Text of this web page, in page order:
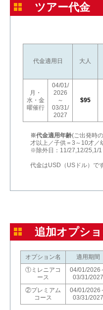
ツアー代金
代金適用日 大人
月・
水・金
曜催行
04/01/
2026
～
03/31/
2027
$95
※代金適用年齢(ご出発時
才以上／子供＝3～10才／
※除外日：11/27,12/25,1/1
代金はUSD（USドル）で
追加オプシ
オプション名 適用期間
①ミレニアコ
ース
04/01/2026
03/31/2027
②プレミアム
コース
04/01/2026
03/31/2027